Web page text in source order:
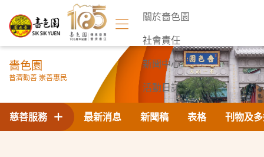
關於嗇色園
社會責任
新聞中心
活動日誌
聯絡我們
嗇色園
普濟勸善 崇善惠民
最新消息 新聞稿 表格 刊物及
慈善服務